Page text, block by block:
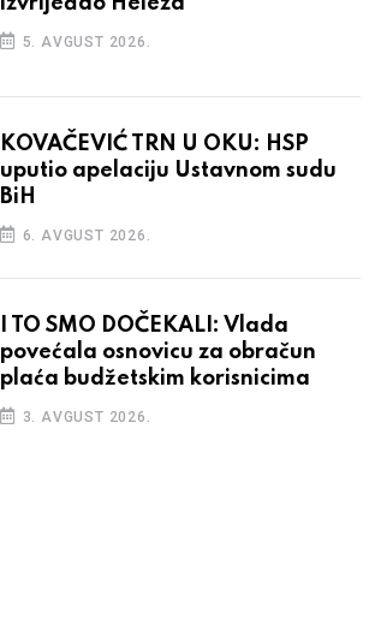
5. AVGUST 2026.
KOVAČEVIĆ TRN U OKU: HSP
uputio apelaciju Ustavnom sudu
BiH
6. AVGUST 2026.
I TO SMO DOČEKALI: Vlada
povećala osnovicu za obračun
plaća budžetskim korisnicima
3. AVGUST 2026.